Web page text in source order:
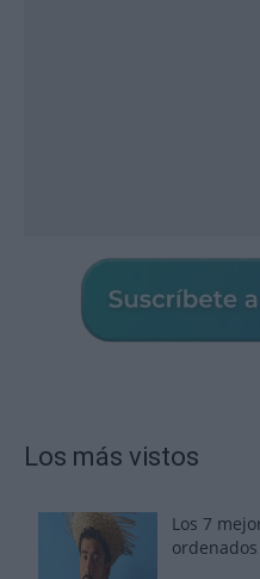
Los más vistos
Los 7